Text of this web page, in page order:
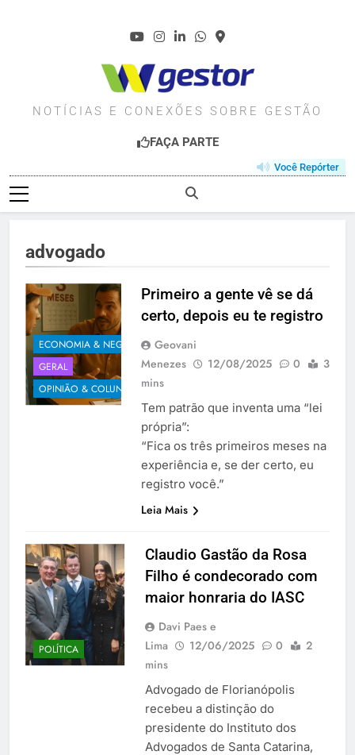
WGESTOR.COM.BR
NOTÍCIAS E CONEXÕES SOBRE GESTÃO
FAÇA PARTE
Você Repórter
advogado
ECONOMIA & NEGÓCIOS
GERAL
OPINIÃO & COLUNISTAS
Primeiro a gente vê se dá
certo, depois eu te registro
Geovani
Menezes
12/08/2025 0
3
mins
Tem patrão que inventa uma “lei
própria”:
“Fica os três primeiros meses na
experiência e, se der certo, eu
registro você.”
Leia Mais
POLÍTICA
Claudio Gastão da Rosa
Filho é condecorado com
maior honraria do IASC
Davi Paes e
Lima
12/06/2025 0
2
mins
Advogado de Florianópolis
recebeu a distinção do
presidente do Instituto dos
Advogados de Santa Catarina,